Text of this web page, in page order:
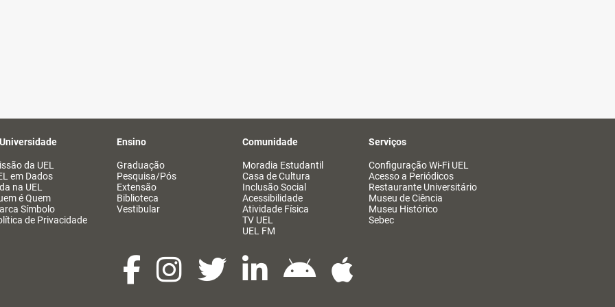
da UEL
em Dados
na UEL
é Quem
Símbolo
de Privacidade
Ensino
Graduação
Pesquisa/Pós
Extensão
Biblioteca
Vestibular
Comunidade
Moradia Estudantil
Casa de Cultura
Inclusão Social
Acessibilidade
Atividade Física
TV UEL
UEL FM
Serviços
Configuração Wi-Fi UEL
Acesso a Periódicos
Restaurante Universitário
Museu de Ciência
Museu Histórico
Sebec